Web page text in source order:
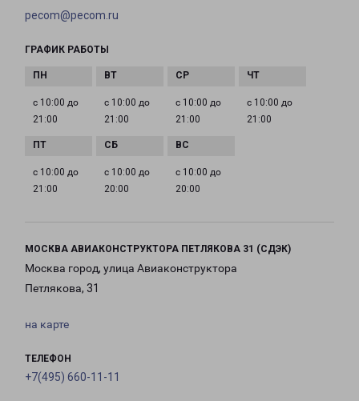
pecom@pecom.ru
ГРАФИК РАБОТЫ
с 10:00 до
21:00
с 10:00 до
21:00
с 10:00 до
21:00
с 10:00 до
21:00
с 10:00 до
21:00
с 10:00 до
20:00
с 10:00 до
20:00
МОСКВА АВИАКОНСТРУКТОРА ПЕТЛЯКОВА 31 (СДЭК)
Москва город, улица Авиаконструктора
Петлякова, 31
на карте
ТЕЛЕФОН
+7(495) 660-11-11